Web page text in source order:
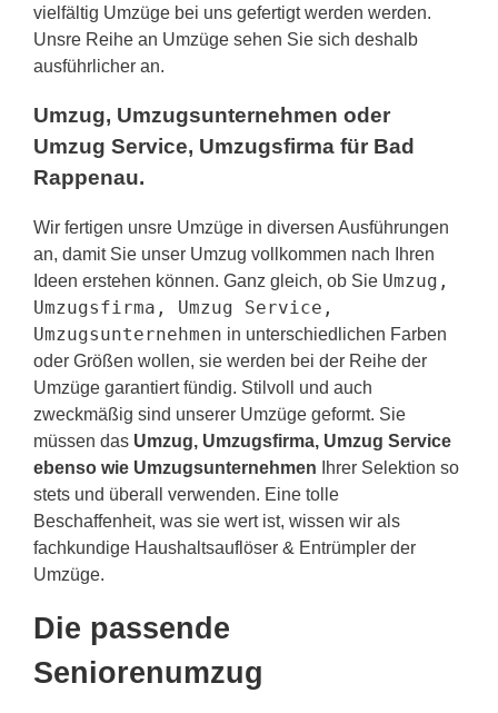
vielfältig Umzüge bei uns gefertigt werden werden.
Unsre Reihe an Umzüge sehen Sie sich deshalb
ausführlicher an.
Umzug, Umzugsunternehmen oder
Umzug Service, Umzugsfirma für Bad
Rappenau.
Wir fertigen unsre Umzüge in diversen Ausführungen
an, damit Sie unser Umzug vollkommen nach Ihren
Ideen erstehen können. Ganz gleich, ob Sie Umzug,
Umzugsfirma, Umzug Service,
Umzugsunternehmen in unterschiedlichen Farben
oder Größen wollen, sie werden bei der Reihe der
Umzüge garantiert fündig. Stilvoll und auch
zweckmäßig sind unserer Umzüge geformt. Sie
müssen das Umzug, Umzugsfirma, Umzug Service
ebenso wie Umzugsunternehmen Ihrer Selektion so
stets und überall verwenden. Eine tolle
Beschaffenheit, was sie wert ist, wissen wir als
fachkundige Haushaltsauflöser & Entrümpler der
Umzüge.
Die passende
Seniorenumzug